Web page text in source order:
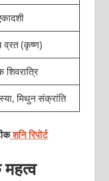
व्रत (कृष्ण)
शिवरात्रि
मिथुन संक्रांति
शनि रिपोर्ट
महत्व